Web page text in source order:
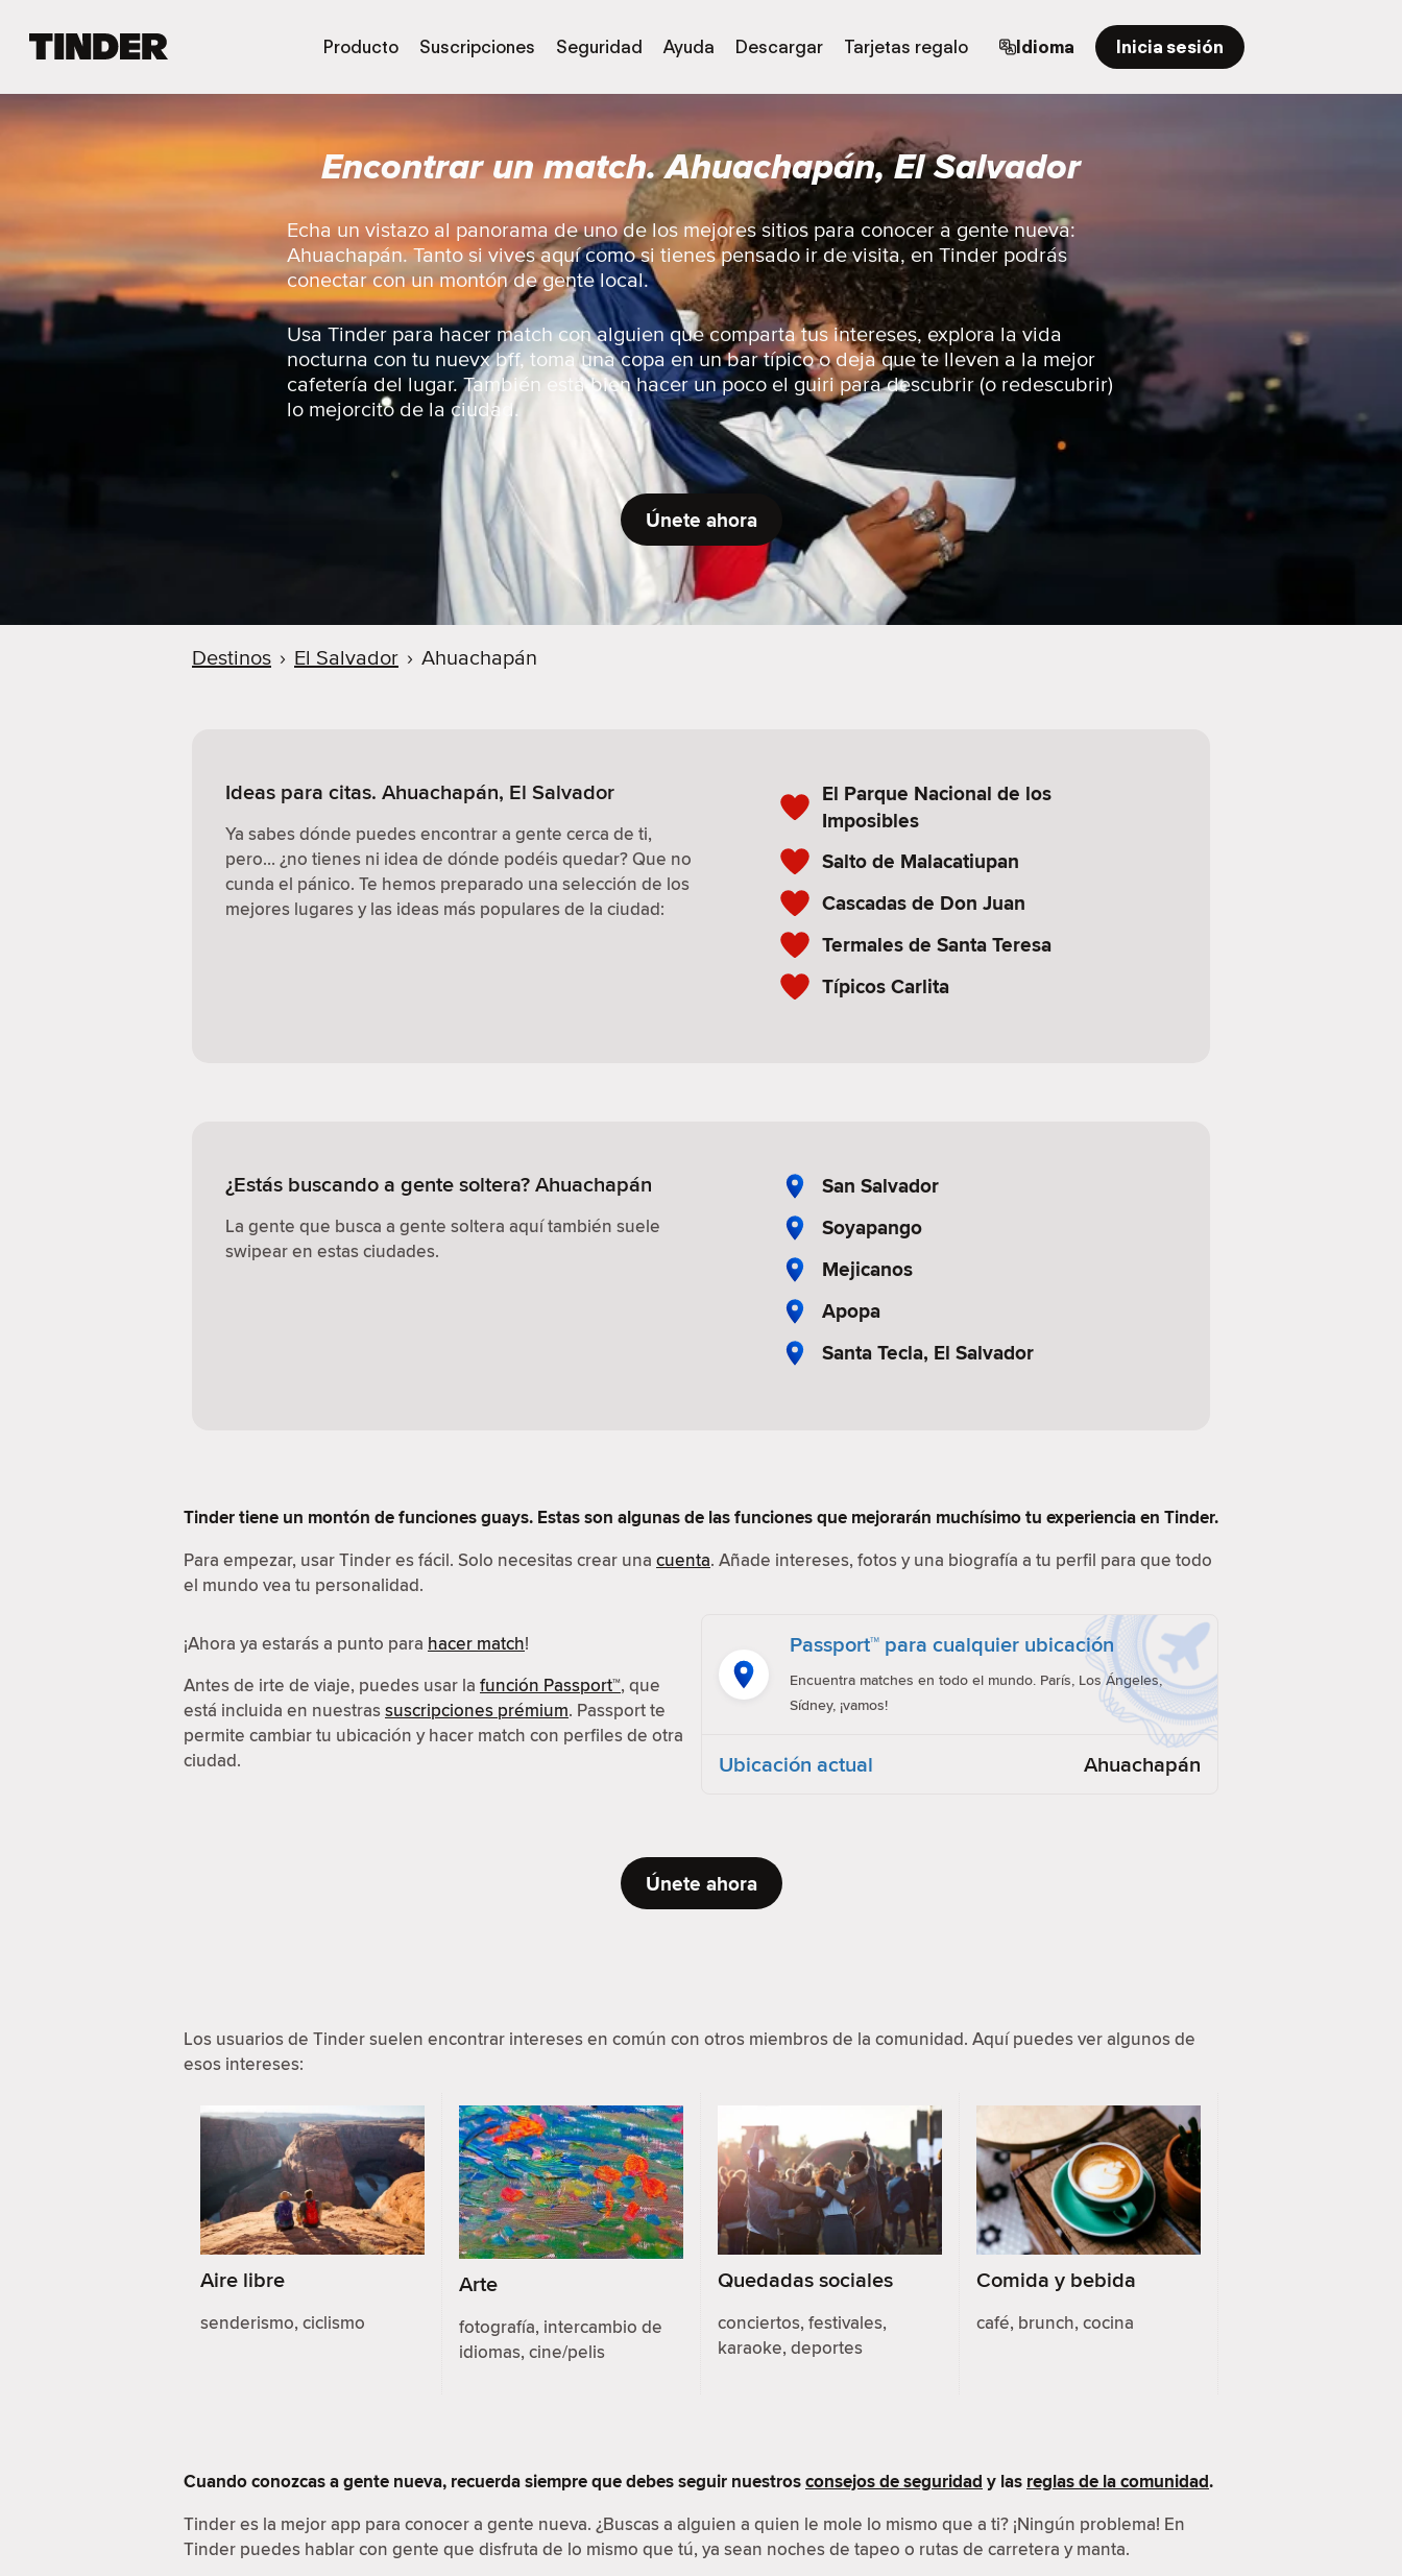
e
i
o
Producto Suscripciones Seguridad Ayuda Descargar Tarjetas regalo Idioma Inicia sesión
Encontrar un match. Ahuachapán, El Salvador
Echa un vistazo al panorama de uno de los mejores sitios para conocer a gente nueva:
Ahuachapán. Tanto si vives aquí como si tienes pensado ir de visita, en Tinder podrás
conectar con un montón de gente local.
Usa Tinder para hacer match con alguien que comparta tus intereses, explora la vida
nocturna con tu nuevx bff, toma una copa en un bar típico o deja que te lleven a la mejor
cafetería del lugar. También está bien hacer un poco el guiri para descubrir (o redescubrir)
lo mejorcito de la ciudad.
Únete ahora
Destinos › El Salvador › Ahuachapán
Ideas para citas. Ahuachapán, El Salvador
Ya sabes dónde puedes encontrar a gente cerca de ti,
pero… ¿no tienes ni idea de dónde podéis quedar? Que no
cunda el pánico. Te hemos preparado una selección de los
mejores lugares y las ideas más populares de la ciudad:
El Parque Nacional de los
Imposibles
Salto de Malacatiupan
Cascadas de Don Juan
Termales de Santa Teresa
Típicos Carlita
¿Estás buscando a gente soltera? Ahuachapán
La gente que busca a gente soltera aquí también suele
swipear en estas ciudades.
San Salvador
Soyapango
Mejicanos
Apopa
Santa Tecla, El Salvador
Tinder tiene un montón de funciones guays. Estas son algunas de las funciones que mejorarán muchísimo tu experiencia en Tinder.
Para empezar, usar Tinder es fácil. Solo necesitas crear una cuenta. Añade intereses, fotos y una biografía a tu perfil para que todo
el mundo vea tu personalidad.
¡Ahora ya estarás a punto para hacer match!
Antes de irte de viaje, puedes usar la función Passport™, que
está incluida en nuestrassuscripciones prémium. Passport te
permite cambiar tu ubicación y hacer match con perfiles de otra
ciudad.
Passport™ para cualquier ubicación
Encuentra matches en todo el mundo. París, Los Ángeles,
Sídney, ¡vamos!
Ubicación actual Ahuachapán
Únete ahora
Los usuarios de Tinder suelen encontrar intereses en común con otros miembros de la comunidad. Aquí puedes ver algunos de
esos intereses:
Aire libre
senderismo, ciclismo
Arte
fotografía, intercambio de
idiomas, cine/pelis
Quedadas sociales
conciertos, festivales,
karaoke, deportes
Comida y bebida
café, brunch, cocina
Cuando conozcas a gente nueva, recuerda siempre que debes seguir nuestrosconsejos de seguridad y las reglas de la comunidad.
Tinder es la mejor app para conocer a gente nueva. ¿Buscas a alguien a quien le mole lo mismo que a ti? ¡Ningún problema! En
Tinder puedes hablar con gente que disfruta de lo mismo que tú, ya sean noches de tapeo o rutas de carretera y manta.